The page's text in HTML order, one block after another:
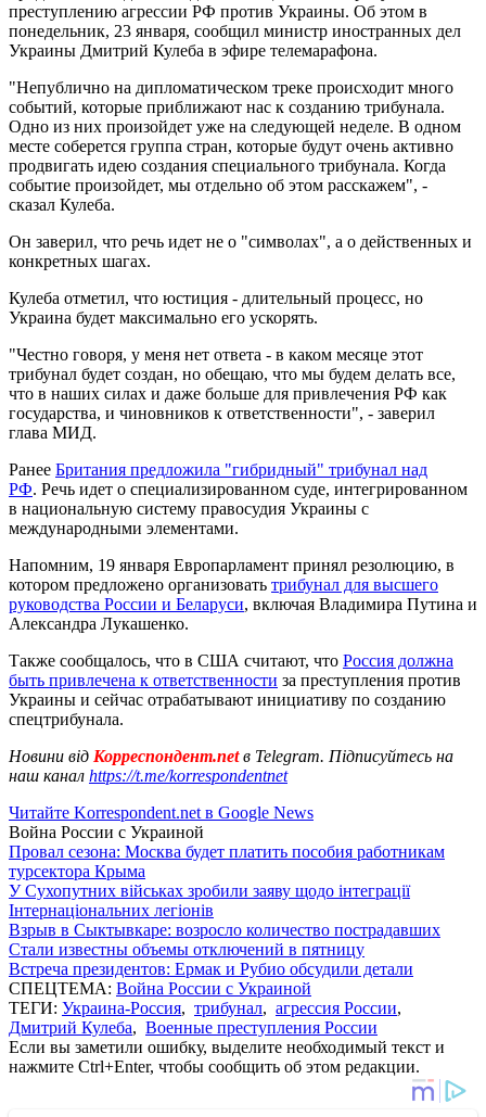
преступлению агрессии РФ против Украины. Об этом в
понедельник, 23 января, сообщил министр иностранных дел
Украины Дмитрий Кулеба в эфире телемарафона.
"Непублично на дипломатическом треке происходит много
событий, которые приближают нас к созданию трибунала.
Одно из них произойдет уже на следующей неделе. В одном
месте соберется группа стран, которые будут очень активно
продвигать идею создания специального трибунала. Когда
событие произойдет, мы отдельно об этом расскажем", -
сказал Кулеба.
Он заверил, что речь идет не о "символах", а о действенных и
конкретных шагах.
Кулеба отметил, что юстиция - длительный процесс, но
Украина будет максимально его ускорять.
"Честно говоря, у меня нет ответа - в каком месяце этот
трибунал будет создан, но обещаю, что мы будем делать все,
что в наших силах и даже больше для привлечения РФ как
государства, и чиновников к ответственности", - заверил
глава МИД.
Ранее Британия предложила "гибридный" трибунал над
РФ. Речь идет о специализированном суде, интегрированном
в национальную систему правосудия Украины с
международными элементами.
Напомним, 19 января Европарламент принял резолюцию, в
котором предложено организовать трибунал для высшего
руководства России и Беларуси, включая Владимира Путина и
Александра Лукашенко.
Также сообщалось, что в США считают, что Россия должна
быть привлечена к ответственности за преступления против
Украины и сейчас отрабатывают инициативу по созданию
спецтрибунала.
Новини від Корреспондент.netв Telegram. Підписуйтесь на
наш канал https://t.me/korrespondentnet
Читайте Korrespondent.net в Google News
Война России с Украиной
Провал сезона: Москва будет платить пособия работникам
турсектора Крыма
У Сухопутних військах зробили заяву щодо інтеграції
Інтернаціональних легіонів
Взрыв в Сыктывкаре: возросло количество пострадавших
Стали известны объемы отключений в пятницу
Встреча президентов: Ермак и Рубио обсудили детали
СПЕЦТЕМА: Война России с Украиной
ТЕГИ: Украина-Россия, трибунал, агрессия России,
Дмитрий Кулеба, Военные преступления России
Если вы заметили ошибку, выделите необходимый текст и
нажмите Ctrl+Enter, чтобы сообщить об этом редакции.